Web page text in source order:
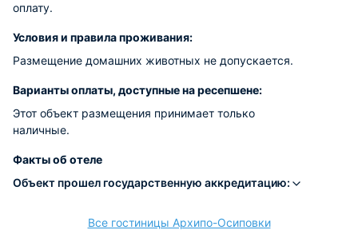
оплату.
Условия и правила проживания:
Размещение домашних животных не допускается.
Варианты оплаты, доступные на ресепшене:
Этот объект размещения принимает только
наличные.
Факты об отеле
Объект прошел государственную аккредитацию:
Все гостиницы Архипо-Осиповки